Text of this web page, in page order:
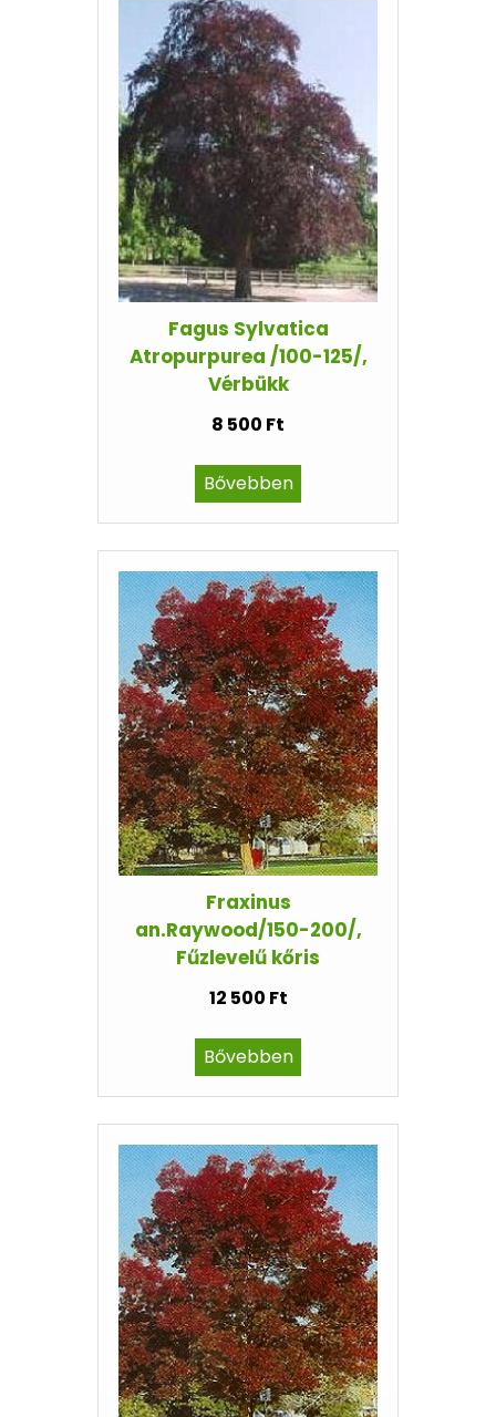
Fagus Sylvatica
Atropurpurea /100-125/,
Vérbükk
8 500 Ft
Bővebben
Fraxinus
an.Raywood/150-200/,
Fűzlevelű kőris
12 500 Ft
Bővebben